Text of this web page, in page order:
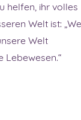
helfen, ihr volles
Welt ist:
Welt